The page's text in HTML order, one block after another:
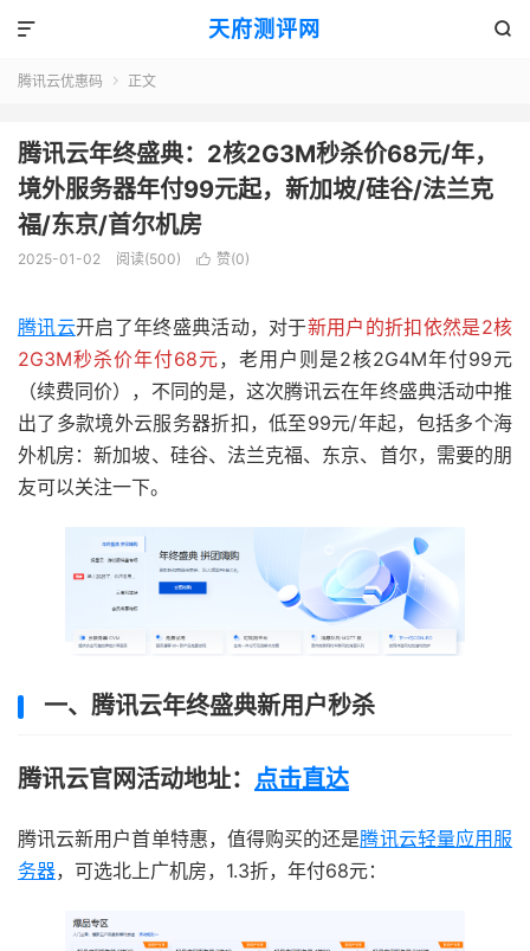
天府测评网 

腾讯云优惠码  正文
腾讯云年终盛典：2核2G3M秒杀价68元/年，
境外服务器年付99元起，新加坡/硅谷/法兰克
福/东京/首尔机房
2025-01-02 阅读(500)  赞(0)
腾讯云开启了年终盛典活动，对于新用户的折扣依然是2核
2G3M秒杀价年付68元，老用户则是2核2G4M年付99元
（续费同价），不同的是，这次腾讯云在年终盛典活动中推
出了多款境外云服务器折扣，低至99元/年起，包括多个海
外机房：新加坡、硅谷、法兰克福、东京、首尔，需要的朋
友可以关注一下。
一、腾讯云年终盛典新用户秒杀
腾讯云官网活动地址： 点击直达
腾讯云新用户首单特惠，值得购买的还是腾讯云轻量应用服
务器，可选北上广机房，1.3折，年付68元：